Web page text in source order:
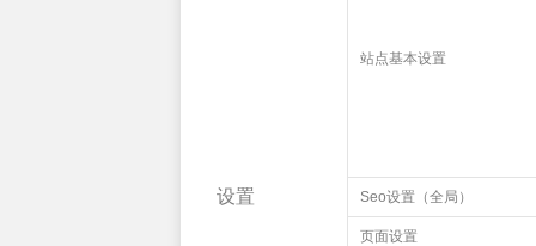
设置
站点基本设置
Seo设置（全局）
页面设置